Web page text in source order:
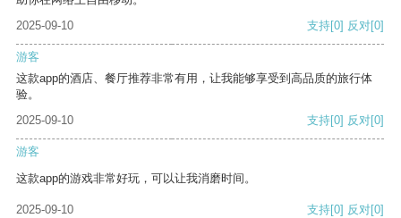
2025-09-10
支持[0] 反对[0]
游客
这款app的酒店、餐厅推荐非常有用，让我能够享受到高品质的旅行体
验。
2025-09-10
支持[0] 反对[0]
游客
这款app的游戏非常好玩，可以让我消磨时间。
2025-09-10 支持[0] 反对[0]